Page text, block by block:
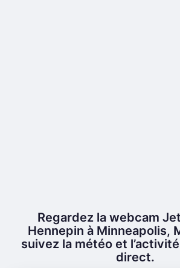
Regardez la webcam
Hennepin à Minneapolis,
suivez la météo et
direct.